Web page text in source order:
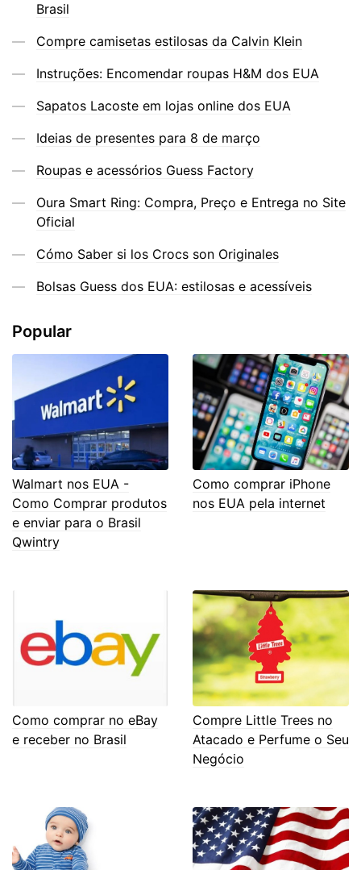
Brasil
Compre camisetas estilosas da Calvin Klein
Instruções: Encomendar roupas H&M dos EUA
Sapatos Lacoste em lojas online dos EUA
Ideias de presentes para 8 de março
Roupas e acessórios Guess Factory
Oura Smart Ring: Compra, Preço e Entrega no Site
Oficial
Cómo Saber si los Crocs son Originales
Bolsas Guess dos EUA: estilosas e acessíveis
Popular
Walmart nos EUA -
Como Comprar produtos
e enviar para o Brasil
Qwintry
Como comprar iPhone
nos EUA pela internet
Como comprar no eBay
e receber no Brasil
Compre Little Trees no
Atacado e Perfume o Seu
Negócio